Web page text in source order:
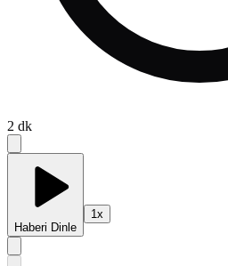
2 dk
Haberi Dinle
1x